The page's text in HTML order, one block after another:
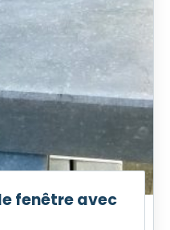
fenêtre avec